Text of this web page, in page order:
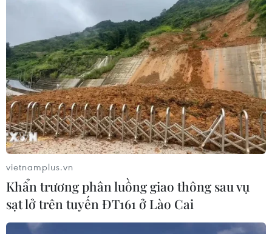
vietnamplus.vn
Khẩn trương phân luồng giao thông sau vụ
sạt lở trên tuyến ĐT161 ở Lào Cai